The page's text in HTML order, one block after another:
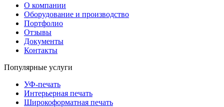
О компании
Оборудование и производство
Портфолио
Отзывы
Документы
Контакты
Популярные услуги
УФ-печать
Интерьерная печать
Широкоформатная печать